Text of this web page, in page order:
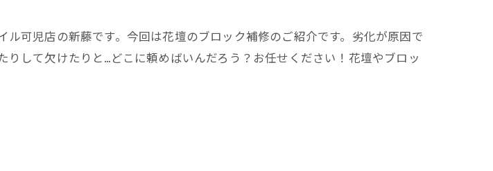
ル可児店の新藤です。今回は花壇のブロック補修のご紹介です。劣化が原因で
りして欠けたりと…どこに頼めばいんだろう？お任せください！花壇やブロッ